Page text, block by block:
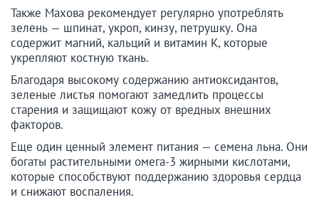
Также Махова рекомендует регулярно употреблять
зелень — шпинат, укроп, кинзу, петрушку. Она
содержит магний, кальций и витамин K, которые
укрепляют костную ткань.
Благодаря высокому содержанию антиоксидантов,
зеленые листья помогают замедлить процессы
старения и защищают кожу от вредных внешних
факторов.
Еще один ценный элемент питания — семена льна. Они
богаты растительными омега-3 жирными кислотами,
которые способствуют поддержанию здоровья сердца
и снижают воспаления.